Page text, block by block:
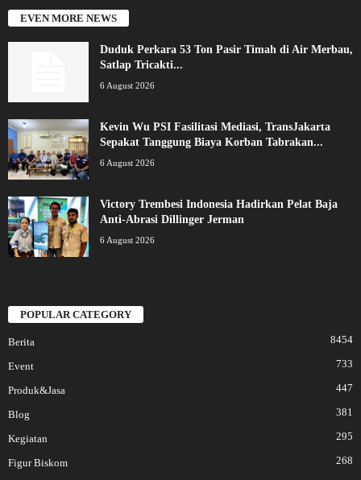
EVEN MORE NEWS
Duduk Perkara 53 Ton Pasir Timah di Air Merbau,
Satlap Tricakti...
6 August 2026
Kevin Wu PSI Fasilitasi Mediasi, TransJakarta
Sepakat Tanggung Biaya Korban Tabrakan...
6 August 2026
Victory Trembesi Indonesia Hadirkan Pelat Baja
Anti-Abrasi Dillinger Jerman
6 August 2026
POPULAR CATEGORY
Berita 8454
Event 733
Produk&Jasa 447
Blog 381
Kegiatan 295
Figur Biskom
268